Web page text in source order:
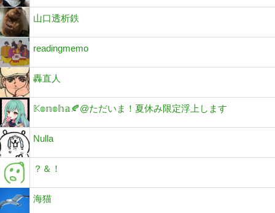
山口透析鉄
readingmemo
轟直人
𝕂𝕠𝕟𝕠𝕙𝕒🍂@ただいま！夏休み限定浮上します
Nulla
？＆！
海猫